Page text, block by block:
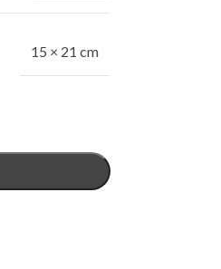
15 × 21 cm